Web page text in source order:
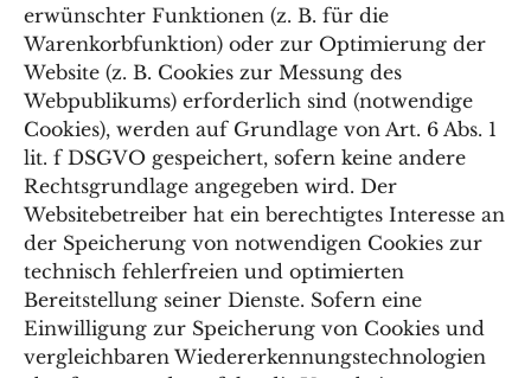
erwünschter Funktionen (z. B. für die
Warenkorbfunktion) oder zur Optimierung der
Website (z. B. Cookies zur Messung des
Webpublikums) erforderlich sind (notwendige
Cookies), werden auf Grundlage von Art. 6 Abs. 1
lit. f DSGVO gespeichert, sofern keine andere
Rechtsgrundlage angegeben wird. Der
Websitebetreiber hat ein berechtigtes Interesse an
der Speicherung von notwendigen Cookies zur
technisch fehlerfreien und optimierten
Bereitstellung seiner Dienste. Sofern eine
Einwilligung zur Speicherung von Cookies und
vergleichbaren Wiedererkennungstechnologien